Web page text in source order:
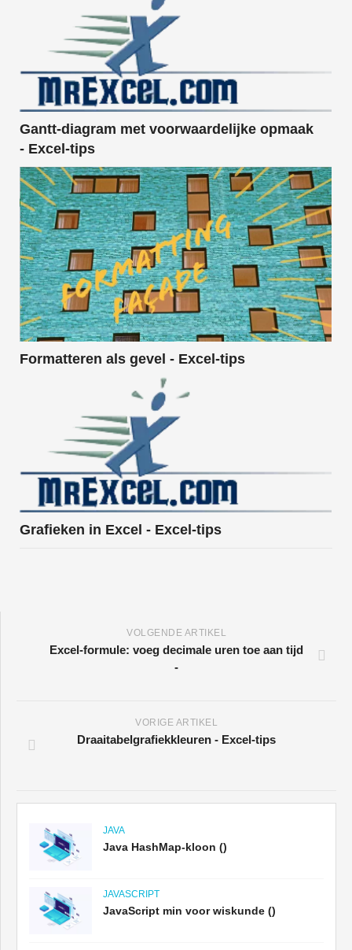
Gantt-diagram met voorwaardelijke opmaak
- Excel-tips
Formatteren als gevel - Excel-tips
Grafieken in Excel - Excel-tips
VOLGENDE ARTIKEL
Excel-formule: voeg decimale uren toe aan tijd
-
VORIGE ARTIKEL
Draaitabelgrafiekkleuren - Excel-tips
JAVA
Java HashMap-kloon ()
JAVASCRIPT
JavaScript min voor wiskunde ()